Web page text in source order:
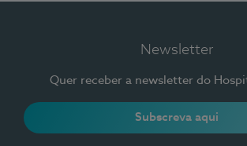
Newsletter
Quer receber a newsletter do
Subscreva aqui